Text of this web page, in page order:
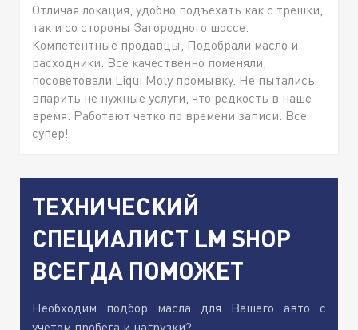
Отличая локация, удобно подъехать как с трешки,
так и со стороны Загородного шоссе.
Компетентные продавцы, Подобрали масло и
расходники. Все качественно поменяли,
посоветовали Liqui Moly промывку. Не пытались
впарить не нужные услуги, что редкость в наше
время. Работают четко по времени записи. Все
супер!
ТЕХНИЧЕСКИЙ
СПЕЦИАЛИСТ LM SHOP
ВСЕГДА ПОМОЖЕТ
Необходим подбор масла для Вашего авто с
учетом пробега и нагрузки?